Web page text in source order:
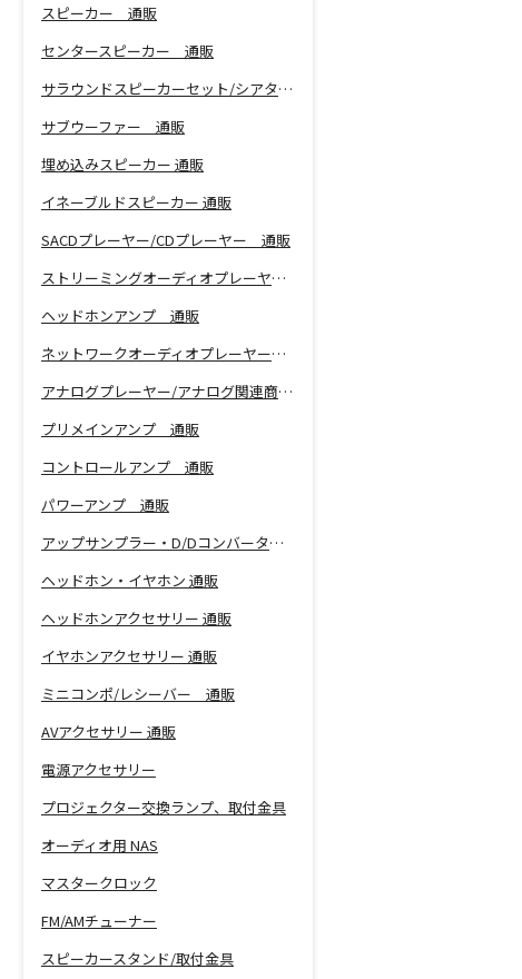
スピーカー 通販
センタースピーカー 通販
サラウンドスピーカーセット/シアターバー 通販
サブウーファー 通販
埋め込みスピーカー 通販
イネーブルドスピーカー 通販
SACDプレーヤー/CDプレーヤー 通販
ストリーミングオーディオプレーヤー 通販
ヘッドホンアンプ 通販
ネットワークオーディオプレーヤー 通販
アナログプレーヤー/アナログ関連商品 通販
プリメインアンプ 通販
コントロールアンプ 通販
パワーアンプ 通販
アップサンプラー・D/Dコンバーター 通販
ヘッドホン・イヤホン 通販
ヘッドホンアクセサリー 通販
イヤホンアクセサリー 通販
ミニコンポ/レシーバー 通販
AVアクセサリー 通販
電源アクセサリー
プロジェクター交換ランプ、取付金具
オーディオ用 NAS
マスタークロック
FM/AMチューナー
スピーカースタンド/取付金具